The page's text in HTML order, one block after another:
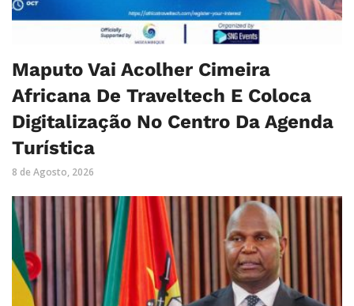
Maputo Vai Acolher Cimeira
Africana De Traveltech E Coloca
Digitalização No Centro Da Agenda
Turística
8 de Agosto, 2026